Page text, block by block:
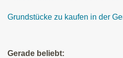
Grundstücke zu kaufen in der
Gerade beliebt: